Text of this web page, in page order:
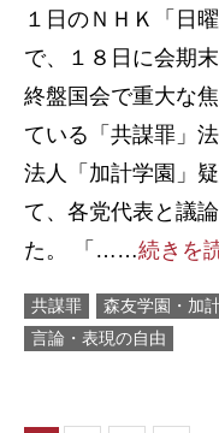
１日のＮＨＫ「日曜
で、１８日に会期
終盤国会で重大な
ている「共謀罪」
法人「加計学園」
て、各党代表と議
た。 「……続きを
共謀罪
森友学園・加
言論・表現の自由